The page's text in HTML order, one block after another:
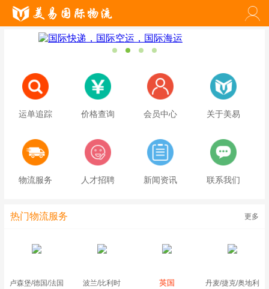
运单追踪 价格查询 会员中心 关于美易
物流服务 人才招聘 新闻资讯 联系我们
热门物流服务 更多
卢森堡/德国/法国 波兰/比利时 英国 丹麦/捷克/奥地利